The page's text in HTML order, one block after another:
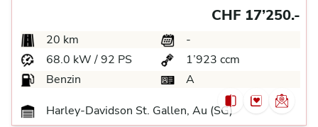
CHF 17’250.-
20 km
-
68.0 kW / 92 PS
1’923 ccm
Benzin
A
Harley-Davidson St. Gallen, Au (SG)